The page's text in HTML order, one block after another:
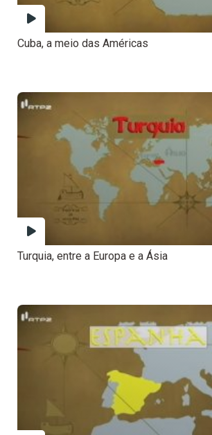
Cuba, a meio das Américas
Turquia, entre a Europa e a Ásia